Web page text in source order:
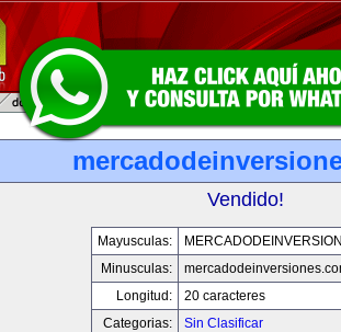
Vendido!
Mayusculas:
Minusculas:
Longitud:
20 caracteres
Categorias:
Sin Clasificar